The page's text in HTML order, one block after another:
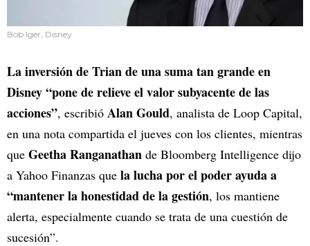
Bob Iger, Disney
La inversión de Trian de una suma tan grande en
Disney “pone de relieve el valor subyacente de las
acciones”, escribió Alan Gould, analista de Loop Capital,
en una nota compartida el jueves con los clientes, mientras
que Geetha Ranganathan de Bloomberg Intelligence dijo
a Yahoo Finanzas que la lucha por el poder ayuda a
“mantener la honestidad de la gestión, los mantiene
alerta, especialmente cuando se trata de una cuestión de
sucesión”.